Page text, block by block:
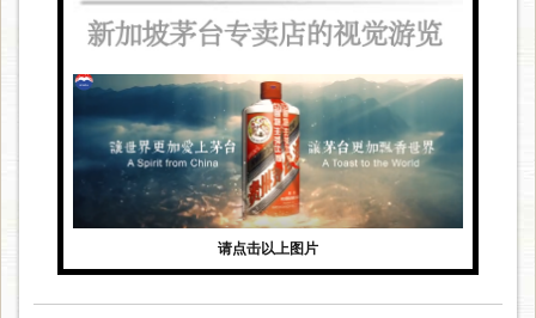
请点击以上图片